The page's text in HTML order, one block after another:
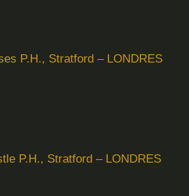
P.H., Stratford – LONDRES
P.H., Stratford – LONDRES